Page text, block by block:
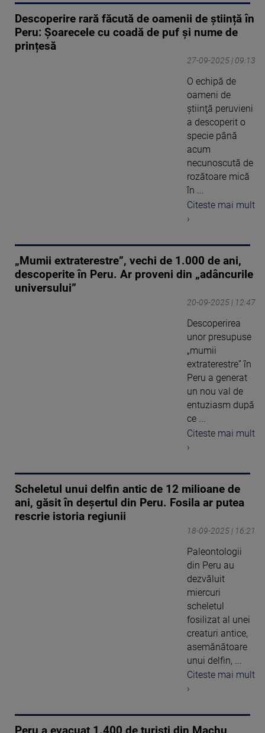
Descoperire rară făcută de oamenii de știință în
Peru: Șoarecele cu coadă de puf și nume de
prințesă
27-09-2025 | 09:13
O echipă de
oameni de
ştiinţă peruvieni
a descoperit o
specie până
acum
necunoscută de
rozătoare mică
în ...
Citeste mai mult
›
„Mumii extraterestre”, vechi de 1.000 de ani,
descoperite în Peru. Ar proveni din „adâncurile
universului”
20-09-2025 | 12:47
Descoperirea
unor presupuse
„mumii
extraterestre” în
Peru a generat
un nou val de
entuziasm după
ce ...
Citeste mai mult
›
Scheletul unui delfin antic de 12 milioane de
ani, găsit în deșertul din Peru. Fosila ar putea
rescrie istoria regiunii
18-09-2025 | 16:21
Paleontologii
din Peru au
dezvăluit
miercuri
scheletul
fosilizat al unei
creaturi antice,
asemănătoare
unui delfin, ...
Citeste mai mult
›